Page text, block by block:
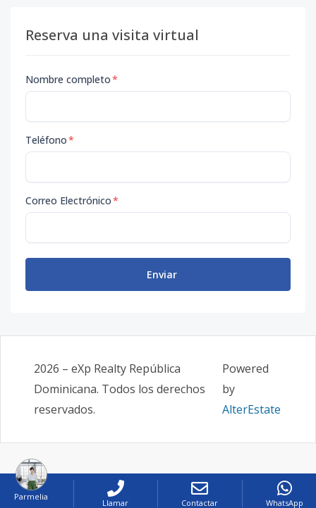
Reserva una visita virtual
Nombre completo*
Teléfono*
Correo Electrónico*
Enviar
Parmelia
Llamar Contactar WhatsApp
2026 – eXp Realty República
Dominicana. Todos los derechos
reservados.
Powered
by
AlterEstate